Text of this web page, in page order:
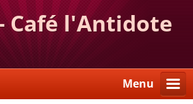
Café l'Antidote
Menu